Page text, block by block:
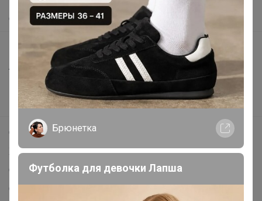
О нас
Все предложения
Анонсы
Новости
Поддержка альпак
Самое выгодное
Хиты продаж
Самое желанное
Самое быстрое
Брюнетка
Футболка для девочки Лапша